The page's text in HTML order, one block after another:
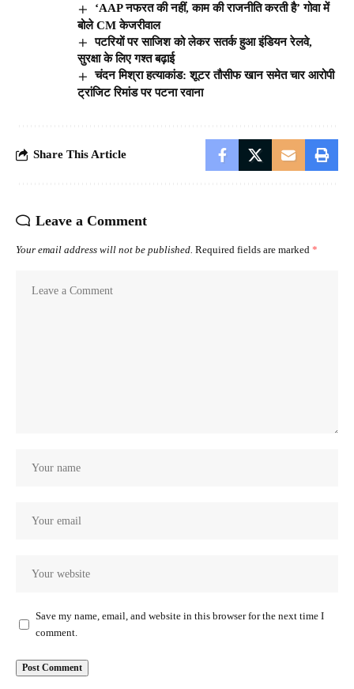
‘AAP नफरत की नहीं, काम की राजनीति करती है’ गोवा में
बोले CM केजरीवाल
पटरियों पर साजिश को लेकर सतर्क हुआ इंडियन रेलवे,
सुरक्षा के लिए गश्त बढ़ाई
चंदन मिश्रा हत्याकांड: शूटर तौसीफ खान समेत चार आरोपी
ट्रांजिट रिमांड पर पटना रवाना
Share This Article
Leave a Comment
Your email address will not be published. Required fields are marked *
Save my name, email, and website in this browser for the next time I
comment.